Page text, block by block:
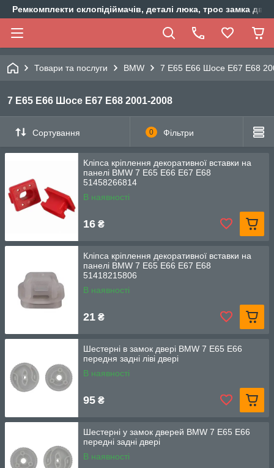
Ремкомплекти склопідіймачів, деталі люка, трос замка
Товари та послуги BMW 7 E65 E66 Шосе E67 E68
7 E65 E66 Шосе E67 E68 2001-2008
Сортування 0 Фільтри
Кліпса кріплення декоративної вставки на
панелі BMW 7 E65 E66 E67 E68
51458266814
В наявності
16 ₴
Кліпса кріплення декоративної вставки на
панелі BMW 7 E65 E66 E67 E68
51418215806
В наявності
21 ₴
Шестерні в замок двері BMW 7 E65 E66
передня задні ліві двері
В наявності
95 ₴
Шестерні у замок дверей BMW 7 E65 E66
передні задні двері
В наявності